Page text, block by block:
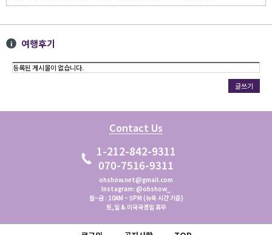
여행후기
등록된 게시물이 없습니다.
글쓰기
Contact Us
1-212-842-9311
070-7516-9311
ohshow.net@gmail.com
Instagram: @ohshow_
월~금 : 10AM ~ 5PM (뉴욕 시간 기준)
토,일 & 미국국경일 휴무